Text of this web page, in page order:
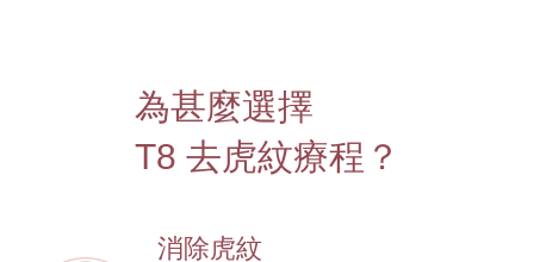
4
為甚麼選擇
T8 去虎紋療程？
消除虎紋